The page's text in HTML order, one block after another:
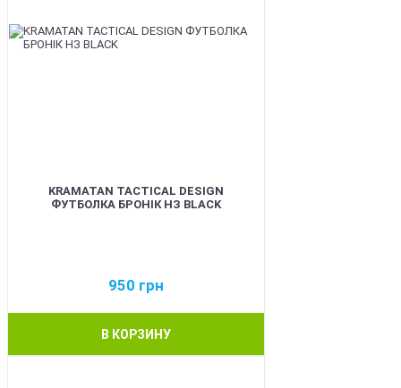
KRAMATAN TACTICAL DESIGN
ФУТБОЛКА БРОНІК НЗ BLACK
950 грн
В КОРЗИНУ